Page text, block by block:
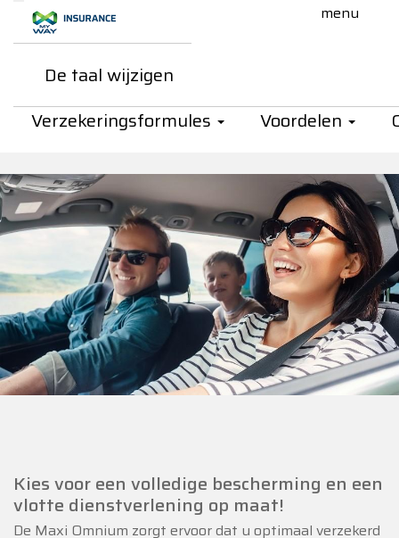
Skip to Main Content
De taal wijzigen
Verzekeringsformules
Voordelen
My Way Insurance - Maxi
Maxi Omnium
Kies voor een volledige bescherming en een
vlotte dienstverlening op maat!
De Maxi Omnium zorgt ervoor dat u optimaal verzekerd